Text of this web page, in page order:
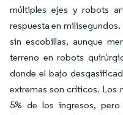
múltiples ejes y robots
respuesta en
sin escobillas, aunque
terreno en robots
donde el bajo
extremas son críticos. Los
5% de los ingresos,